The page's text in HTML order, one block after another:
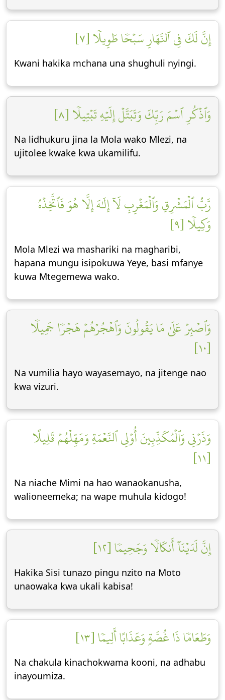
إِنَّ لَكَ فِي ٱلنَّهَارِ سَبۡحٗا طَوِيلٗا [٧]
Kwani hakika mchana una shughuli nyingi.
وَٱذۡكُرِ ٱسۡمَ رَبِّكَ وَتَبَتَّلۡ إِلَيۡهِ تَبۡتِيلٗا [٨]
Na lidhukuru jina la Mola wako Mlezi, na
ujitolee kwake kwa ukamilifu.
رَّبُّ ٱلۡمَشۡرِقِ وَٱلۡمَغۡرِبِ لَآ إِلَٰهَ إِلَّا هُوَ فَٱتَّخِذۡهُ
وَكِيلٗا [٩]
Mola Mlezi wa mashariki na magharibi,
hapana mungu isipokuwa Yeye, basi mfanye
kuwa Mtegemewa wako.
وَٱصۡبِرۡ عَلَىٰ مَا يَقُولُونَ وَٱهۡجُرۡهُمۡ هَجۡرٗا جَمِيلٗا
[١٠]
Na vumilia hayo wayasemayo, na jitenge nao
kwa vizuri.
وَذَرۡنِي وَٱلۡمُكَذِّبِينَ أُوْلِي ٱلنَّعۡمَةِ وَمَهِّلۡهُمۡ قَلِيلًا
[١١]
Na niache Mimi na hao wanaokanusha,
walioneemeka; na wape muhula kidogo!
إِنَّ لَدَيۡنَآ أَنكَالٗا وَجَحِيمٗا [١٢]
Hakika Sisi tunazo pingu nzito na Moto
unaowaka kwa ukali kabisa!
وَطَعَامٗا ذَا غُصَّةٖ وَعَذَابًا أَلِيمٗا [١٣]
Na chakula kinachokwama kooni, na adhabu
inayoumiza.